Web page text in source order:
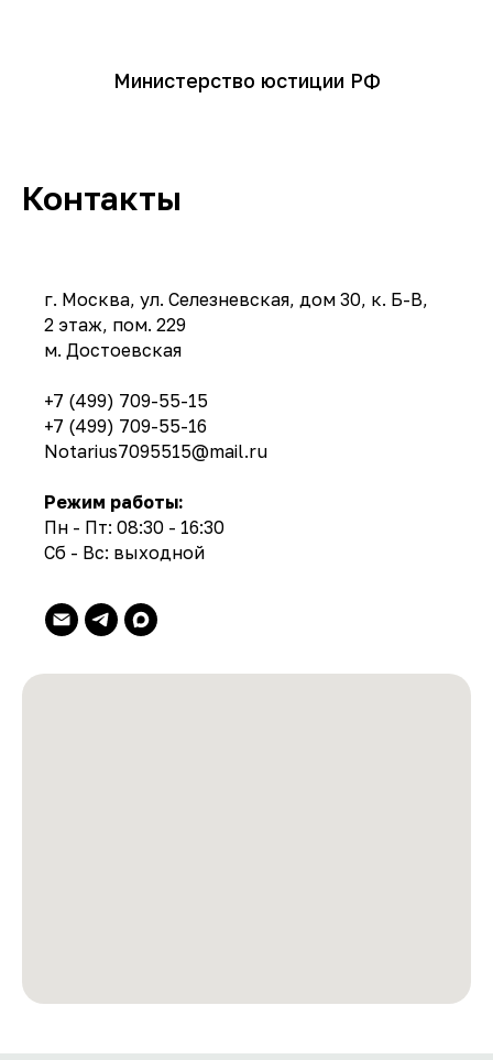
Министерство юстиции РФ
Контакты
г. Москва, ул. Селезневская, дом 30, к. Б-В,
2 этаж, пом. 229
м. Достоевская
+7 (499) 709-55-15
+7 (499) 709-55-16
Notarius7095515@mail.ru
Режим работы:
Пн - Пт: 08:30 - 16:30
Сб - Вс: выходной